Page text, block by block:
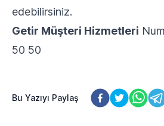
edebilirsiniz.
Getir Müşteri Hizmetleri
50 50
Bu Yazıyı Paylaş